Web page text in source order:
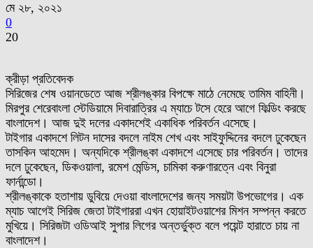
মে ২৮, ২০২১
0
20
ক্রীড়া প্রতিবেদক
সিরিজের শেষ ওয়ানডেতে আজ শ্রীলঙ্কার বিপক্ষে মাঠে নেমেছে তামিম বাহিনী।
মিরপুর শেরেবাংলা স্টেডিয়ামে দিবারাত্রির এ ম্যাচে টসে হেরে আগে ফিল্ডিং করছে
বাংলাদেশ। আজ দুই দলের একাদশেই একাধিক পরিবর্তন এসেছে।
টাইগার একাদশে লিটন দাসের বদলে নাইম শেখ এবং সাইফুদ্দিনের বদলে ঢুকেছেন
তাসকিন আহমেদ। অন্যদিকে শ্রীলঙ্কা একাদশে এসেছে চার পরিবর্তন। তাদের
দলে ঢুকেছেন, ডিকওয়ালা, রমেশ মেন্ডিস, চামিকা করুণারত্নে এবং বিনুরা
ফার্নান্ডো।
শ্রীলঙ্কাকে হতাশায় ডুবিয়ে দেওয়া বাংলাদেশের জন্য সময়টা উপভোগের। এক
ম্যাচ আগেই সিরিজ জেতা টাইগাররা এখন হোয়াইটওয়াশের মিশন সম্পন্ন করতে
মুখিয়ে। সিরিজটা ওডিআই সুপার লিগের অন্তর্ভুক্ত বলে পয়েন্ট হারাতে চায় না
বাংলাদেশ।